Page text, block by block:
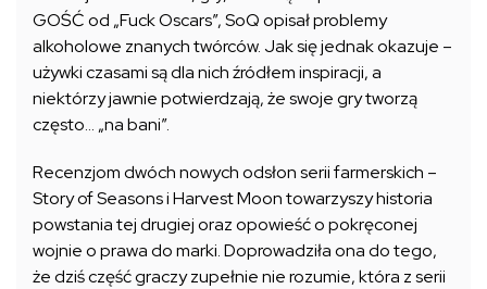
GOŚĆ od „Fuck Oscars”, SoQ opisał problemy
alkoholowe znanych twórców. Jak się jednak okazuje –
używki czasami są dla nich źródłem inspiracji, a
niektórzy jawnie potwierdzają, że swoje gry tworzą
często… „na bani”.
Recenzjom dwóch nowych odsłon serii farmerskich –
Story of Seasons i Harvest Moon towarzyszy historia
powstania tej drugiej oraz opowieść o pokręconej
wojnie o prawa do marki. Doprowadziła ona do tego,
że dziś część graczy zupełnie nie rozumie, która z serii